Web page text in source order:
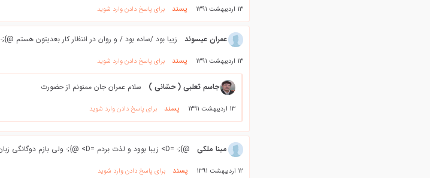
13 اردیبهشت 1391 پسند برای پاسخ دادن وارد شوید
عمران عیسوند زیبا بود /ساده بود / و روان در انتظار کار بعدیتون هستم @};-
13 اردیبهشت 1391 پسند برای پاسخ دادن وارد شوید
جاسم ثعلبی ( حسّانی ) سلام عمران جان ممنونم از حضورت
13 اردیبهشت 1391 پسند برای پاسخ دادن وارد شوید
مینا ملکی @};- =D> زیبا بوود و لذت بردم =D> @};- ولی بازم دوگانگی زبان، 8->
12 اردیبهشت 1391 پسند برای پاسخ دادن وارد شوید